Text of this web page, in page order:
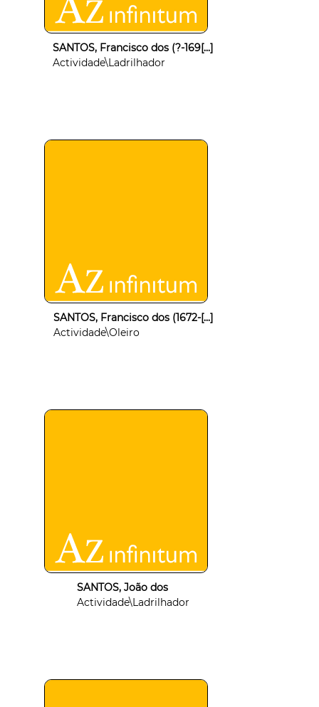
SANTOS, Francisco dos (?-169[...]
Actividade\Ladrilhador
SANTOS, Francisco dos (1672-[...]
Actividade\Oleiro
SANTOS, João dos
Actividade\Ladrilhador